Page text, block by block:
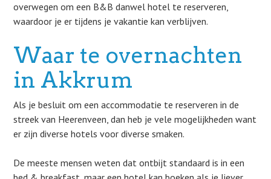
overwegen om een B&B danwel hotel te reserveren,
waardoor je er tijdens je vakantie kan verblijven.
Waar te overnachten
in Akkrum
Als je besluit om een accommodatie te reserveren in de
streek van Heerenveen, dan heb je vele mogelijkheden want
er zijn diverse hotels voor diverse smaken.
De meeste mensen weten dat ontbijt standaard is in een